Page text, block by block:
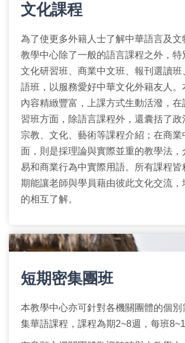
文化課程
為了使更多外籍人士了解中華語言及文
教學中心除了一般的語言課程之外，特
文化研習班、商業中文班、報刊選讀班
語班，以服務愛好中華文化外籍友人。
內容精緻豐富，上課方式生動活潑，在
習班方面，除語言課程外，還囊括了政
宗教、文化、藝術等課程介紹；在商業
面，則是採理論與實際並重的教學法，
易和商業行為中實際用語。所有課程皆
期能讓老師與學員藉由彼此文化交流，
的相互了解。
短期密集團班
本教學中心亦可針對各機關團體的個別
集華語課程，課程為期2~8週，每班